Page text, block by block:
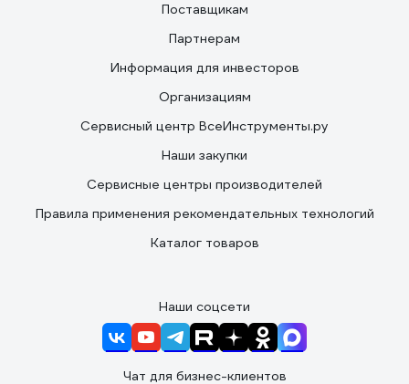
Поставщикам
Партнерам
Информация для инвесторов
Организациям
Сервисный центр ВсеИнструменты.ру
Наши закупки
Сервисные центры производителей
Правила применения рекомендательных технологий
Каталог товаров
Наши соцсети
Чат для бизнес-клиентов